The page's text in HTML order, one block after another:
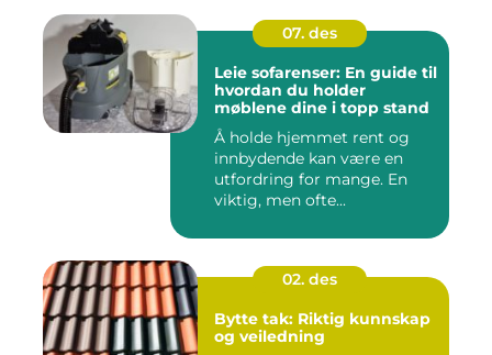
07. des
Leie sofarenser: En guide til
hvordan du holder
møblene dine i topp stand
Å holde hjemmet rent og
innbydende kan være en
utfordring for mange. En
viktig, men ofte...
02. des
Bytte tak: Riktig kunnskap
og veiledning